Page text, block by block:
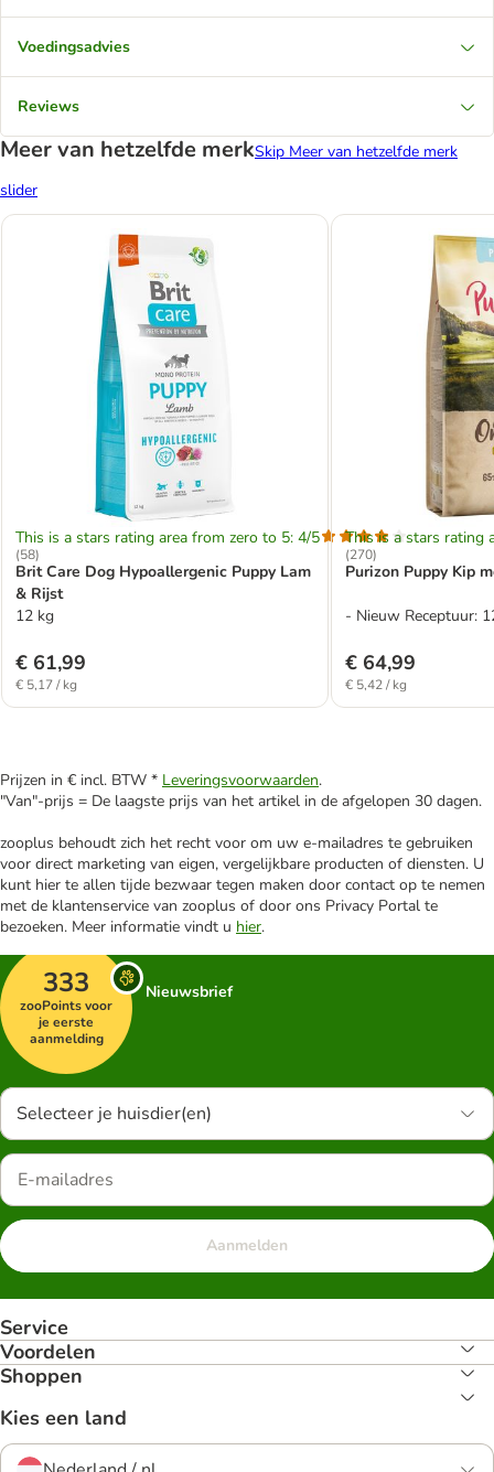
Voedingsadvies
Reviews
Meer van hetzelfde merkSkip Meer van hetzelfde merk
slider
This is a stars rating area from zero to 5: 4/5
(58)
Brit Care Dog Hypoallergenic Puppy Lam
& Rijst
12 kg
€ 61,99
€ 5,17 / kg
This is a stars rating
(270)
Purizon Puppy Kip
- Nieuw Receptuur:
€ 64,99
€ 5,42 / kg
Prijzen in € incl. BTW * Leveringsvoorwaarden.
"Van"-prijs = De laagste prijs van het artikel in de afgelopen 30 dagen.
zooplus behoudt zich het recht voor om uw e-mailadres te gebruiken
voor direct marketing van eigen, vergelijkbare producten of diensten. U
kunt hier te allen tijde bezwaar tegen maken door contact op te nemen
met de klantenservice van zooplus of door ons Privacy Portal te
bezoeken. Meer informatie vindt u hier.
333
zooPoints voor
je eerste
aanmelding
Nieuwsbrief
Selecteer je huisdier(en)
Aanmelden
Service
Voordelen
Shoppen
Kies een land